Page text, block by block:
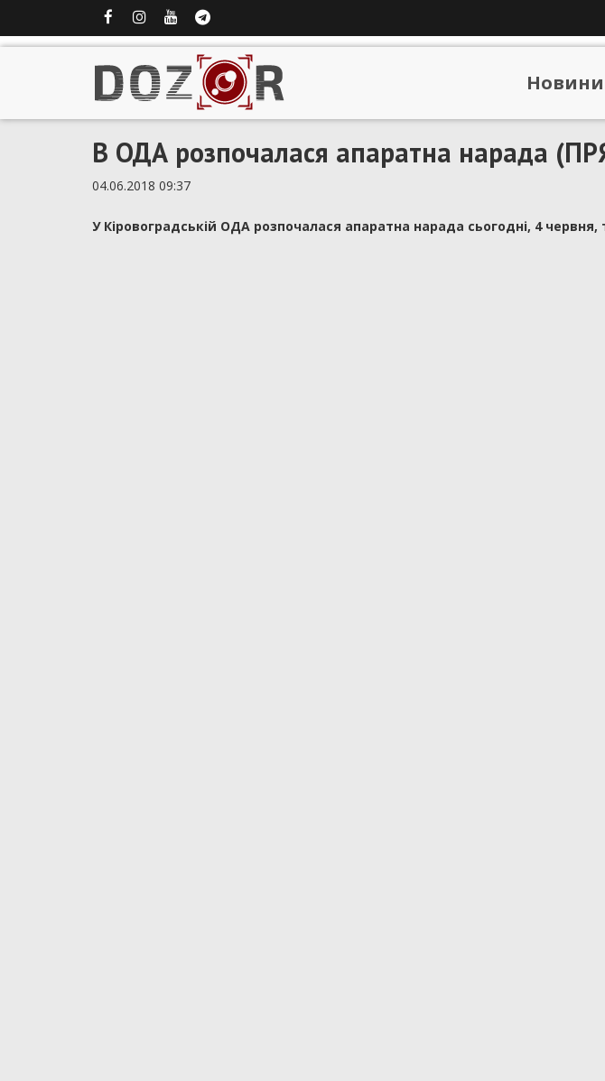
Новини
В ОДА розпочалася апаратна нарада
04.06.2018 09:37
У Кіровоградській ОДА розпочалася апаратна нарада сьогодні, 4